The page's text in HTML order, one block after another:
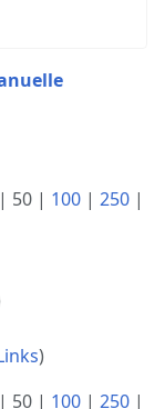
| 50 | 100 | 250 |
)
| 50 | 100 | 250 |